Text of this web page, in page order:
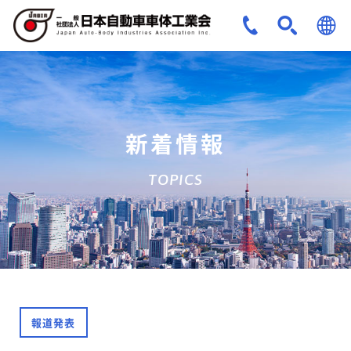
JPN
ENG
新着情報
TOPICS
報道発表